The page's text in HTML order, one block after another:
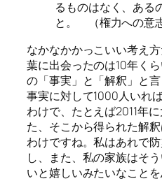
るものはなく、ある
と。 （権力への意
なかなかかっこいい考え
葉に出会ったのは10年く
の「事実」と「解釈」と
事実に対して1000人いれ
わけで、たとえば2011年
た、そこから得られた解
わけですね。私はあれで
し、また、私の家族はそ
いと嬉しいみたいなことを